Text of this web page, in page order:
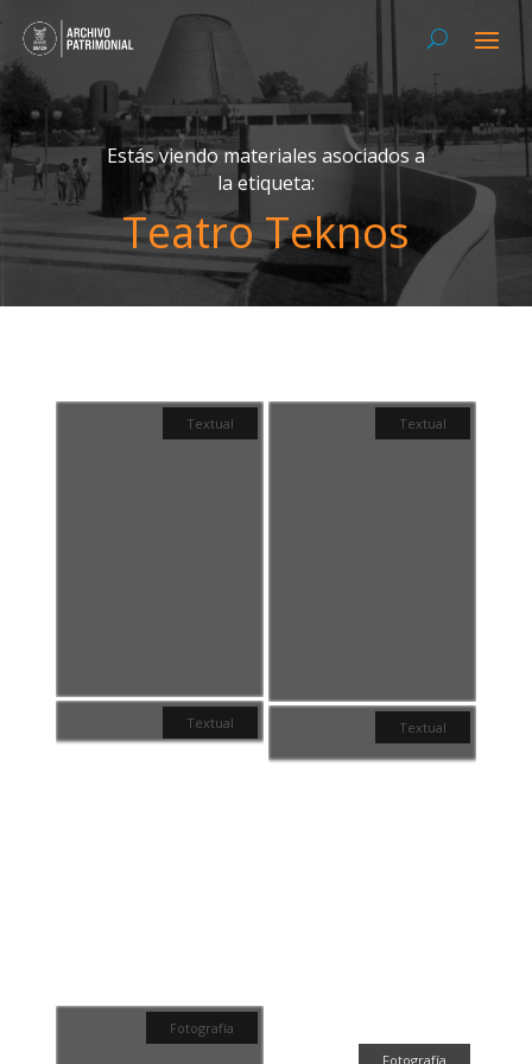
Estás viendo materiales asociados a
la etiqueta:
Teatro Teknos
Textual Textual
Textual Textual
Fotografía
Fotografía